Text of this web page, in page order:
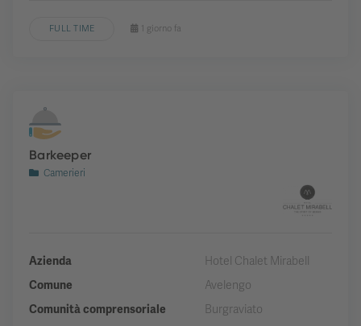
FULL TIME 1 giorno fa
Barkeeper
Camerieri
Azienda
Hotel Chalet Mirabell
Comune
Avelengo
Comunità comprensoriale
Burgraviato